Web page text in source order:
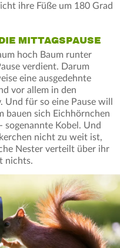
ihre Füße um 180 Grad
MITTAGSPAUSE
hoch Baum runter
verdient. Darum
eine ausgedehnte
vor allem in den
für so eine Pause will
bauen sich Eichhörnchen
sogenannte Kobel. Und
nicht zu weit ist,
Nester verteilt über ihr
nichts.